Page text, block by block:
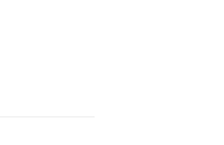
vidéos
Dieu, mais
de Lui.
résister à